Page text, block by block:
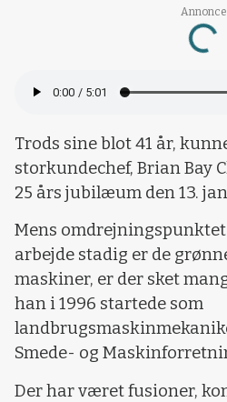
Annonce
Loading...
Trods sine blot 41 år,
storkundechef, Brian Bay
25 års jubilæum den 13.
Mens
arbejde stadig er de
maskiner, er der sket
han i 1996 startede som
Smede- og
Der har været fusioner,